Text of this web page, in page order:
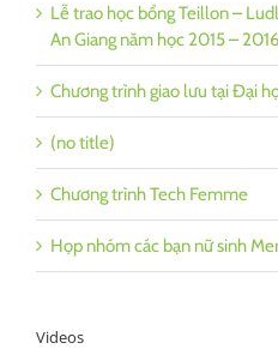
Lễ trao học bổng Teillon –
An Giang năm học 2015 – 2016
Chương trình giao lưu tại Đại
(no title)
Chương trình Tech Femme
Họp nhóm các bạn nữ sinh
Videos